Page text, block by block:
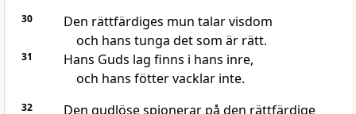
30
Den rättfärdiges mun talar visdom
och hans tunga det som är rätt.
31
Hans Guds lag finns i hans inre,
och hans fötter vacklar inte.
32
Den gudlöse spionerar på den rättfärdige